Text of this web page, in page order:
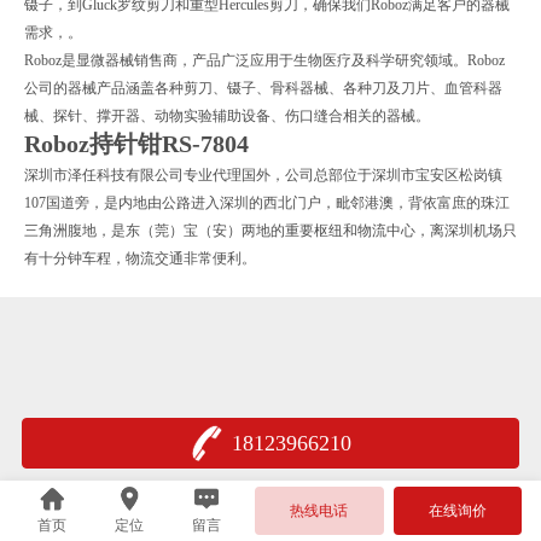
镊子，到Gluck罗纹剪刀和重型Hercules剪刀，确保我们Roboz满足客户的器械
需求，。
Roboz是显微器械销售商，产品广泛应用于生物医疗及科学研究领域。Roboz
公司的器械产品涵盖各种剪刀、镊子、骨科器械、各种刀及刀片、血管科器
械、探针、撑开器、动物实验辅助设备、伤口缝合相关的器械。
Roboz持针钳RS-7804
深圳市泽任科技有限公司专业代理国外，公司总部位于深圳市宝安区松岗镇
107国道旁，是内地由公路进入深圳的西北门户，毗邻港澳，背依富庶的珠江
三角洲腹地，是东（莞）宝（安）两地的重要枢纽和物流中心，离深圳机场只
有十分钟车程，物流交通非常便利。
18123966210
首页 定位 留言
热线电话 在线询价